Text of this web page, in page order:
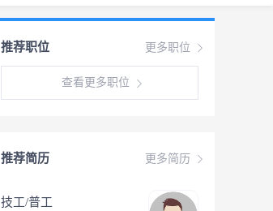
更多职位
推荐职位
查看更多职位
更多简历
推荐简历
技工/普工